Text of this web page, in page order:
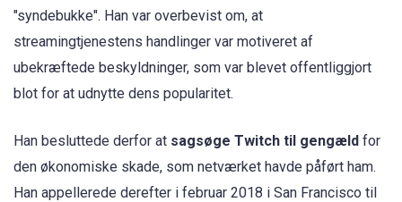
"syndebukke". Han var overbevist om, at
streamingtjenestens handlinger var motiveret af
ubekræftede beskyldninger, som var blevet offentliggjort
blot for at udnytte dens popularitet.
Han besluttede derfor at sagsøge Twitch til gengæld for
den økonomiske skade, som netværket havde påført ham.
Han appellerede derefter i februar 2018 i San Francisco til